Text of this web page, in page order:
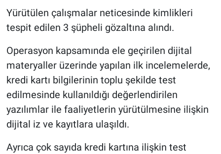
Yürütülen çalışmalar neticesinde kimlikleri
tespit edilen 3 şüpheli gözaltına alındı.
Operasyon kapsamında ele geçirilen dijital
materyaller üzerinde yapılan ilk incelemelerde,
kredi kartı bilgilerinin toplu şekilde test
edilmesinde kullanıldığı değerlendirilen
yazılımlar ile faaliyetlerin yürütülmesine ilişkin
dijital iz ve kayıtlara ulaşıldı.
Ayrıca çok sayıda kredi kartına ilişkin test